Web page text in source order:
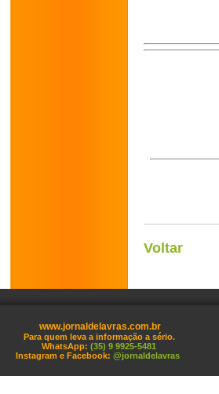
Voltar
www.jornaldelavras.com.br
Para quem leva a informação a sério.
WhatsApp: (35) 9 9925-5481
Instagram e Facebook: @jornaldelavras